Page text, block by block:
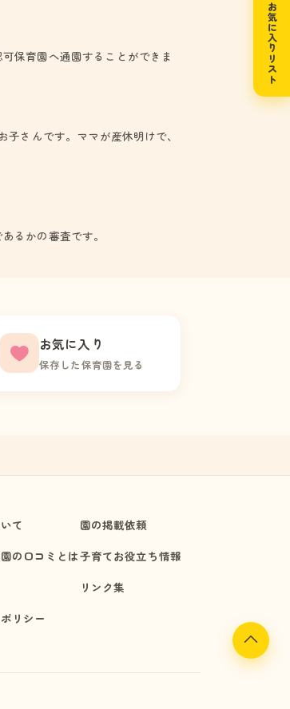
保育園へ通園することができま
さんです。ママが産休明けで、
るかの審査です。
お気に入り
保存した保育園を見る
て
の口コミとは
リシー
園の掲載依頼
子育てお役立ち情報
リンク集
お気に入りリスト